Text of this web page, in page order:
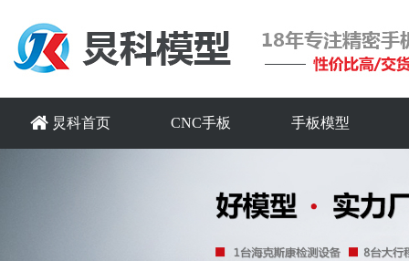
炅科首页 CNC手板 手板模型